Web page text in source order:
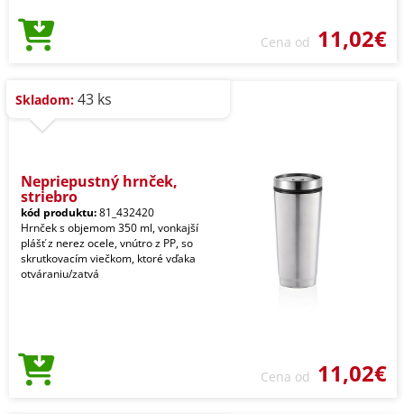
Cena od 11,02€
Skladom: 43 ks
Nepriepustný hrnček,
striebro
kód produktu:81_432420
Hrnček s objemom 350 ml, vonkajší
plášť z nerez ocele, vnútro z PP, so
skrutkovacím viečkom, ktoré vďaka
otváraniu/zatvá
Cena od 11,02€